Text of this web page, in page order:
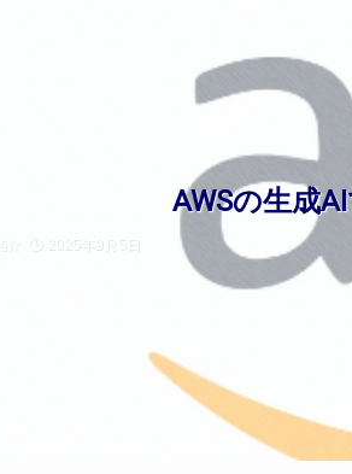
AWSの生成
2025年9月5日